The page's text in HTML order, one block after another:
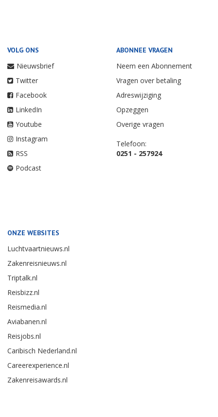
VOLG ONS
Nieuwsbrief
Twitter
Facebook
LinkedIn
Youtube
Instagram
RSS
Podcast
ABONNEE VRAGEN
Neem een Abonnement
Vragen over betaling
Adreswijziging
Opzeggen
Overige vragen
Telefoon:
0251 - 257924
ONZE WEBSITES
Luchtvaartnieuws.nl
Zakenreisnieuws.nl
Triptalk.nl
Reisbizz.nl
Reismedia.nl
Aviabanen.nl
Reisjobs.nl
Caribisch Nederland.nl
Careerexperience.nl
Zakenreisawards.nl